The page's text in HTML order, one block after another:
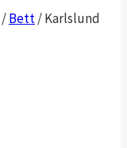
/Bett/Karlslund